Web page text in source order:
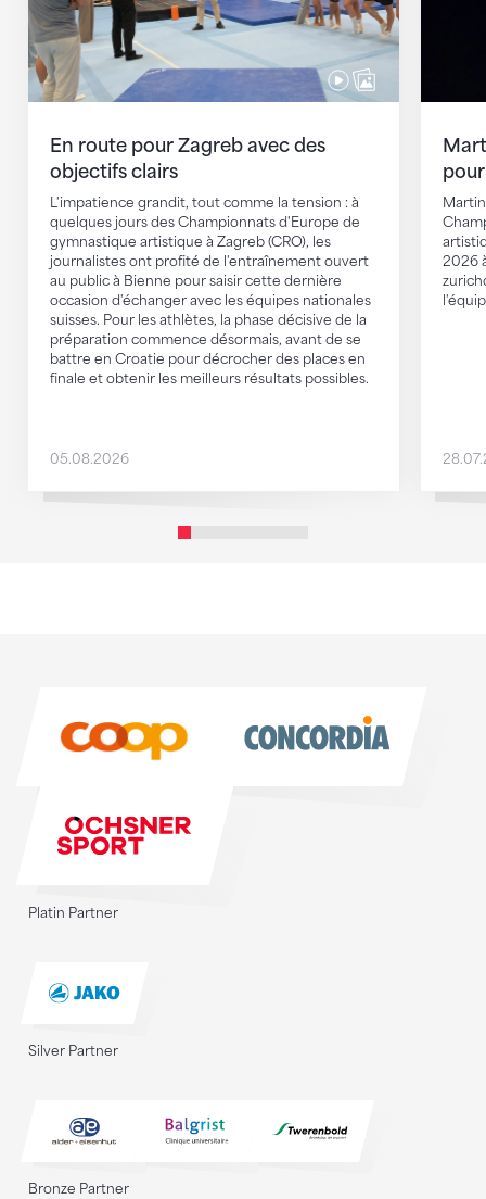
En route pour Zagreb avec des
objectifs clairs
L'impatience grandit, tout comme la tension : à
quelques jours des Championnats d'Europe de
gymnastique artistique à Zagreb (CRO), les
journalistes ont profité de l'entraînement ouvert
au public à Bienne pour saisir cette dernière
occasion d'échanger avec les équipes nationales
suisses. Pour les athlètes, la phase décisive de la
préparation commence désormais, avant de se
battre en Croatie pour décrocher des places en
finale et obtenir les meilleurs résultats possibles.
05.08.2026
2026
Platin Partner
Silver Partner
Bronze Partner